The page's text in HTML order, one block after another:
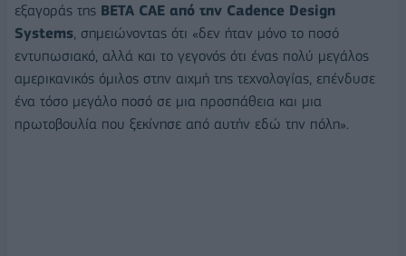
εξαγοράς της BETA CAE από την Cadence Design
Systems, σημειώνοντας ότι «δεν ήταν μόνο το ποσό
εντυπωσιακό, αλλά και το γεγονός ότι ένας πολύ μεγάλος
αμερικανικός όμιλος στην αιχμή της τεχνολογίας, επένδυσε
ένα τόσο μεγάλο ποσό σε μια προσπάθεια και μια
πρωτοβουλία που ξεκίνησε από αυτήν εδώ την πόλη».